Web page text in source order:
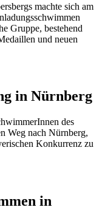
machte sich am
Gruppe, bestehend
und neuen
in Nürnberg
des
Weg nach Nürnberg,
Konkurrenz zu
in